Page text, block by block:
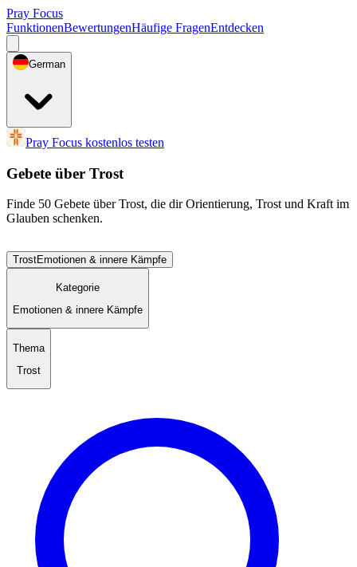
Pray Focus
FunktionenBewertungenHäufige FragenEntdecken
German
Pray Focus kostenlos testen
Gebete über Trost
Finde 50 Gebete über Trost, die dir Orientierung, Trost und Kraft im
Glauben schenken.
TrostEmotionen & innere Kämpfe
Kategorie
Emotionen & innere Kämpfe
Thema
Trost